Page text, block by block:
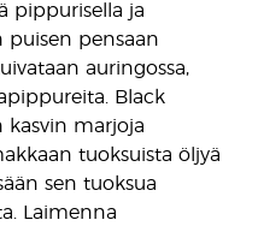
pippurisella ja
puisen pensaan
auringossa,
Black
kasvin marjoja
tuoksuista öljyä
sen tuoksua
Laimenna